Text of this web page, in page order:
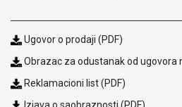
WEB
KREDIT
Ugovor o prodaji (PDF)
Obrazac za odustanak od ugovora
Reklamacioni list (PDF)
Izjava o saobraznosti (PDF)